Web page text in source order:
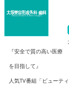
『安全で質の高い医療
を目指して』
人気TV番組「ビューテ